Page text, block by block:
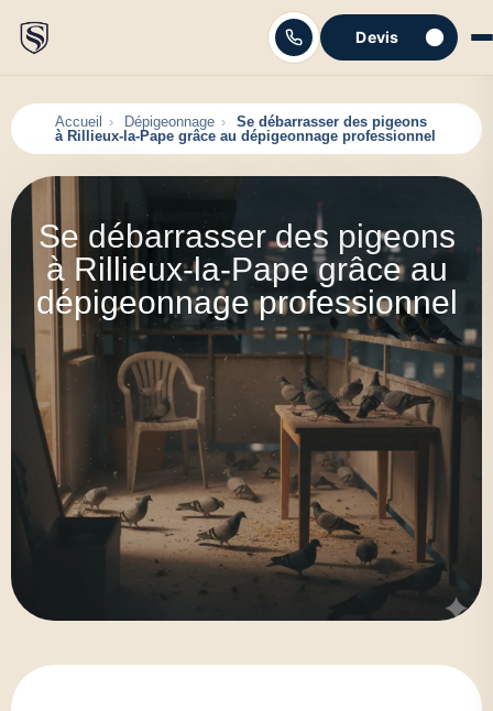
Devis
Accueil Dépigeonnage
Se débarrasser des pigeons
à Rillieux-la-Pape grâce au dépigeonnage professionnel
Se débarrasser des pigeons
à Rillieux-la-Pape grâce au
dépigeonnage professionnel